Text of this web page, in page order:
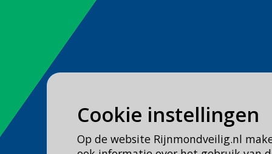
Cookie instellingen
Op de website Rijnmondveilig.nl
112
Geen spoed, wel brandweer?